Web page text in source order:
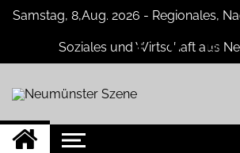
SkipSamstag, 8,Aug. 2026 - Regionales,
Soziales und Wirtschaft aus
Neumünster
Neuigkeiten und
Neumünster und